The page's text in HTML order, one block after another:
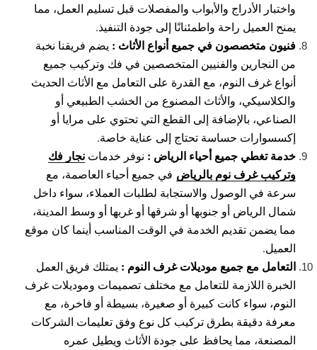
واختبار الأدراج والأبواب والمفصلات قبل تسليم العمل، مما
يمنح العميل راحة واطمئنانًا إلى جودة التنفيذ.
فنيون متخصصون في جميع أنواع الأثاث : يضم فريقنا نخبة
من النجارين والفنيين المتخصصين في فك وتركيب جميع
أنواع غرف النوم، مع القدرة على التعامل مع الأثاث الحديث
والكلاسيكي، والأثاث المصنوع من الخشب الطبيعي أو
الصناعي، بالإضافة إلى القطع التي تحتوي على مرايا أو
إكسسوارات حساسة تحتاج إلى عناية خاصة.
خدمة تغطي جميع أحياء الرياض : نوفر خدمات نجار فك
وتركيب غرف نوم بالرياض في جميع أحياء العاصمة، مع
سرعة في الوصول والاستجابة لطلبات العملاء، سواء داخل
شمال الرياض أو جنوبها أو شرقها أو غربها أو وسط المدينة،
مما يضمن تقديم الخدمة في الوقت المناسب أينما كان موقع
العميل.
التعامل مع جميع موديلات غرف النوم : يمتلك فريق العمل
الخبرة اللازمة للتعامل مع مختلف تصميمات وموديلات غرف
النوم، سواء كانت كبيرة أو صغيرة، بسيطة أو فاخرة، مع
معرفة دقيقة بطرق تركيب كل نوع وفق تعليمات الشركات
المصنعة، مما يحافظ على جودة الأثاث ويطيل عمره